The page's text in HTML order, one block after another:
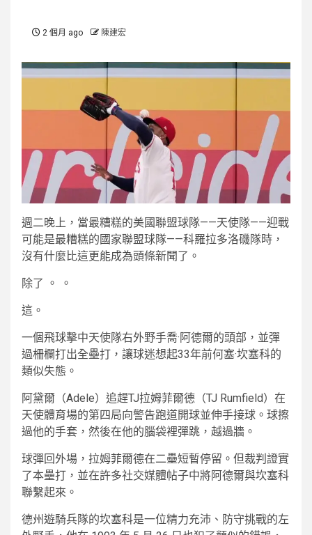
2 個月 ago 陳建宏
週二晚上，當最糟糕的美國聯盟球隊——天使隊——迎戰
可能是最糟糕的國家聯盟球隊——科羅拉多洛磯隊時，
沒有什麼比這更能成為頭條新聞了。
除了 。 。
這。
一個飛球擊中天使隊右外野手喬·阿德爾的頭部，並彈
過柵欄打出全壘打，讓球迷想起33年前何塞·坎塞科的
類似失態。
阿黛爾（Adele）追趕TJ拉姆菲爾德（TJ Rumfield）在
天使體育場的第四局向警告跑道開球並伸手接球。球擦
過他的手套，然後在他的腦袋裡彈跳，越過牆。
球彈回外場，拉姆菲爾德在二壘短暫停留。但裁判證實
了本壘打，並在許多社交媒體帖子中將阿德爾與坎塞科
聯繫起來。
德州遊騎兵隊的坎塞科是一位精力充沛、防守挑戰的左